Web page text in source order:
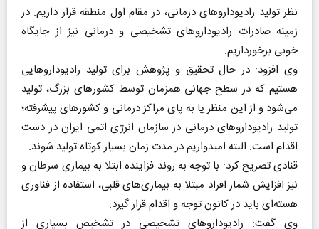
نظر تولید رادیوداروهای درمانی، در مقام اول منطقه قرار داریم. در
زمینه صادرات رادیوداروهای تشخیصی و درمانی نیز از جایگاه
خوبی برخورداریم.
وی افزود: در حال تحقیق و پژوهش برای تولید رادیوداروهایی
هستیم که در سطح جهانی همزمان توسط کشورهای بزرگ، تولید
می‌شود و از این منظر پا به پای مراکز درمانی و کشورهای پیشرفته؛
تولید رادیوداروهای درمانی در سازمان انرژی اتمی ایران در دست
اقدام است. البته امیدواریم در مدت زمان بسیار کوتاه تولید شوند.
قنادی تصریح کرد: با توجه به روند فزاینده ابتلا به بیماری سرطان و
نیز افزایش شمار افراد مبتلا به بیماری‌های قلبی، استفاده از فناوری
هسته‌ای باید در کانون توجه و اقدام قرار گیرد.
وی گفت: رادیوداروهای تشخیصی در تشخیص بسیاری از